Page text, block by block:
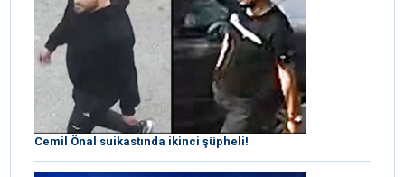
Cemil Önal suikastında ikinci şüpheli!